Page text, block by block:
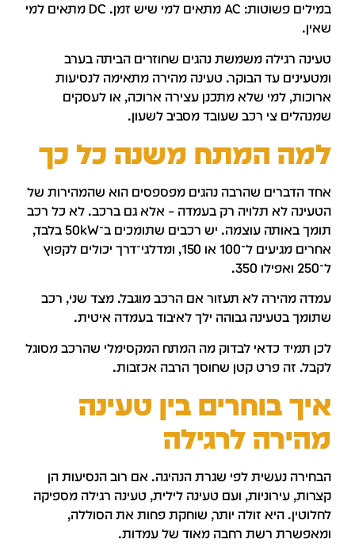
במילים פשוטות: AC מתאים למי שיש זמן. DC מתאים למי
רגילה משמשת נהגים שחוזרים הביתה בערב
עד הבוקר. טעינה מהירה מתאימה לנסיעות
למי שלא מתכנן עצירה ארוכה, או לעסקים
צי רכב שעובד מסביב לשעון.
המתח משנה כל כך
הדברים שהרבה נהגים מפספסים הוא שהמהירות של
לא תלויה רק בעמדה – אלא גם ברכב. לא כל רכב
תומך באותה עוצמה. יש רכבים שתומכים ב־50kW בלבד,
אחרים מגיעים ל־100 או 150, ומדלגי־דרך יכולים לקפוץ
מהירה לא תעזור אם הרכב מוגבל. מצד שני, רכב
בטעינה גבוהה ילך לאיבוד בעמדה איטית.
תמיד כדאי לבדוק מה המתח המקסימלי שהרכב מסוגל
זה פרט קטן שחוסך הרבה אכזבות.
בוחרים בין טעינה
לרגילה
נעשית לפי שגרת הנהיגה. אם רוב הנסיעות הן
עירוניות, ועם טעינה לילית, טעינה רגילה מספיקה
היא זולה יותר, שוחקת פחות את הסוללה,
רשת רחבה מאוד של עמדות.